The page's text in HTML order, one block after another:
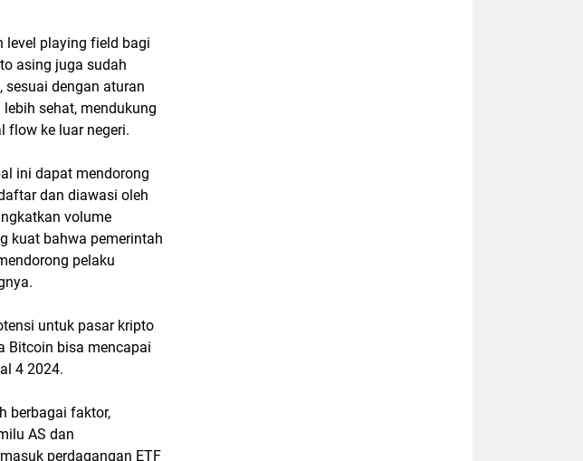
level playing field bagi
asing juga sudah
dengan aturan
sehat, mendukung
flow ke luar negeri.
ini dapat mendorong
dan diawasi oleh
volume
kuat bahwa pemerintah
pelaku
untuk pasar kripto
Bitcoin bisa mencapai
4 2024.
berbagai faktor,
AS dan
perdagangan ETF